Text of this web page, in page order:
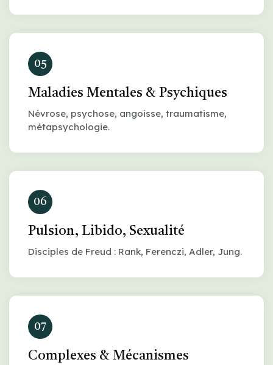
05
Maladies Mentales & Psychiques
Névrose, psychose, angoisse, traumatisme,
métapsychologie.
06
Pulsion, Libido, Sexualité
Disciples de Freud : Rank, Ferenczi, Adler, Jung.
07
Complexes & Mécanismes